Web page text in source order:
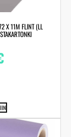
X 11M FLINT (LL